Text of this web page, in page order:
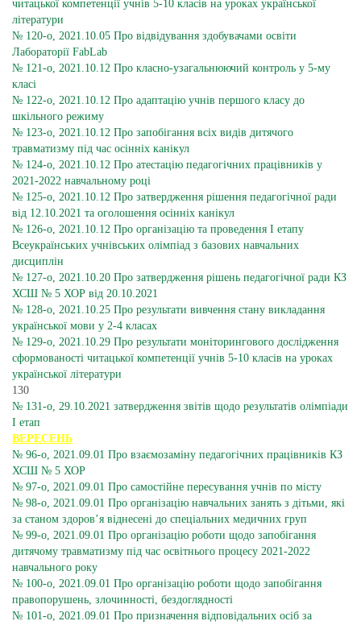
читацької компетенції учнів 5-10 класів на уроках української
літератури
№ 120-о, 2021.10.05 Про відвідування здобувачами освіти
Лабораторії FabLab
№ 121-о, 2021.10.12 Про класно-узагальнюючий контроль у 5-му
класі
№ 122-о, 2021.10.12 Про адаптацію учнів першого класу до
шкільного режиму
№ 123-о, 2021.10.12 Про запобігання всіх видів дитячого
травматизму під час осінніх канікул
№ 124-о, 2021.10.12 Про атестацію педагогічних працівників у
2021-2022 навчальному році
№ 125-о, 2021.10.12 Про затвердження рішення педагогічної ради
від 12.10.2021 та оголошення осінніх канікул
№ 126-о, 2021.10.12 Про організацію та проведення І етапу
Всеукраїнських учнівських олімпіад з базових навчальних
дисциплін
№ 127-о, 2021.10.20 Про затвердження рішень педагогічної ради КЗ
ХСШ № 5 ХОР від 20.10.2021
№ 128-о, 2021.10.25 Про результати вивчення стану викладання
української мови у 2-4 класах
№ 129-о, 2021.10.29 Про результати моніторингового дослідження
сформованості читацької компетенції учнів 5-10 класів на уроках
української літератури
130
№ 131-о, 29.10.2021 затвердження звітів щодо результатів олімпіади
І етап
ВЕРЕСЕНЬ
№ 96-о, 2021.09.01 Про взаємозаміну педагогічних працівників КЗ
ХСШ № 5 ХОР
№ 97-о, 2021.09.01 Про самостійне пересування учнів по місту
№ 98-о, 2021.09.01 Про організацію навчальних занять з дітьми, які
за станом здоров’я віднесені до спеціальних медичних груп
№ 99-о, 2021.09.01 Про організацію роботи щодо запобігання
дитячому травматизму під час освітнього процесу 2021-2022
навчального року
№ 100-о, 2021.09.01 Про організацію роботи щодо запобігання
правопорушень, злочинності, бездоглядності
№ 101-о, 2021.09.01 Про призначення відповідальних осіб за